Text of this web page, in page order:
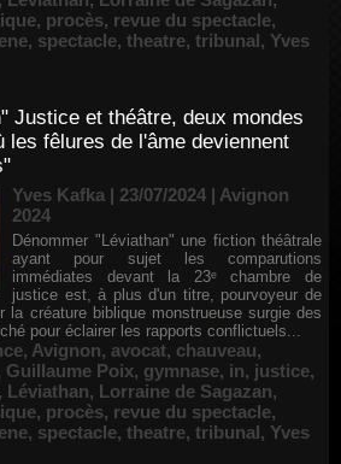
, procès, revue du spectacle,
, spectacle, theatre, tribunal, Yves
Justice et théâtre, deux mondes
les fêlures de l'âme deviennent
Yves Kafka | 23/07/2024 | Avignon
2024
Dénommer "Léviathan" une fiction théâtrale
ayant pour sujet les comparutions
immédiates devant la 23ᵉ chambre de
justice est, à plus d'un titre, pourvoyeur de
la créature biblique monstrueuse surgie des
pour éclairer les rapports conflictuels...
, Avignon, avocat, chauveau,
Guillaume Poix, gymnase, in, justice,
, Léviathan, Lorraine de Sagazan,
, procès, revue du spectacle,
, spectacle, theatre, tribunal, Yves